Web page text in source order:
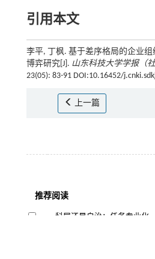
引用本文
李平, 丁枫. 基于差序格局的企业
博弈研究[J]. 山东科技大学学报（社
23(05): 83-91 DOI:10.16452/
上一篇